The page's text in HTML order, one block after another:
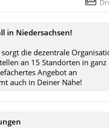
in Niedersachsen!
die dezentrale
an 15 Standorten in ganz
Angebot an
auch in Deiner Nähe!